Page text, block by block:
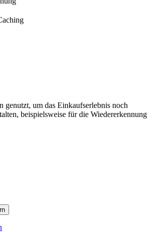
genutzt, um das Einkaufserlebnis noch
beispielsweise für die Wiedererkennung